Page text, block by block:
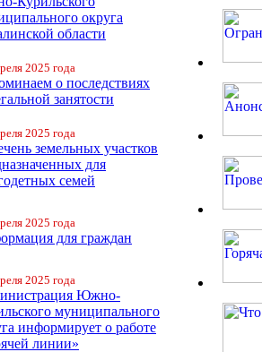
округа
области
2025 года
о последствиях
занятости
2025 года
земельных участков
для
семей
2025 года
для граждан
2025 года
Южно-
муниципального
информирует о работе
линии»